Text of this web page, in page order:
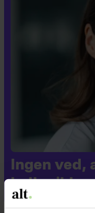
Ingen ved,
heller ikke